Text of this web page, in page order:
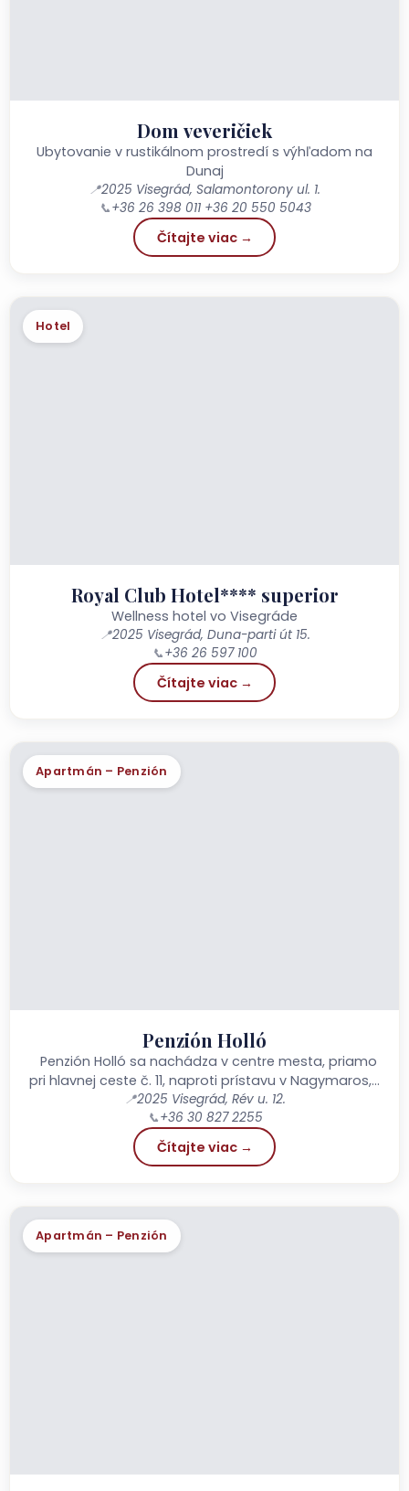
Dom veveričiek
Ubytovanie v rustikálnom prostredí s výhľadom na
Dunaj
📍2025 Visegrád, Salamontorony ul. 1.
📞+36 26 398 011 +36 20 550 5043
Čítajte viac →
Hotel
Royal Club Hotel**** superior
Wellness hotel vo Visegráde
📍2025 Visegrád, Duna-parti út 15.
📞+36 26 597 100
Čítajte viac →
Apartmán – Penzión
Penzión Holló
Penzión Holló sa nachádza v centre mesta, priamo
pri hlavnej ceste č. 11, naproti prístavu v Nagymaros,...
📍2025 Visegrád, Rév u. 12.
📞+36 30 827 2255
Čítajte viac →
Apartmán – Penzión